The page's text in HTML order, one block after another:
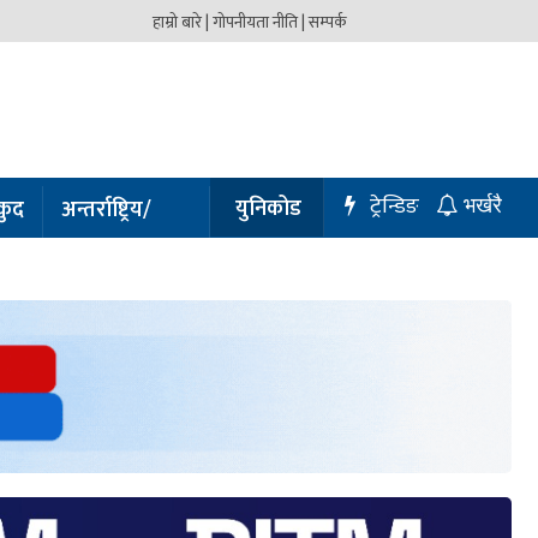
हाम्रो बारे |गोपनीयता नीति |सम्पर्क
अन्तर्राष्ट्रिय/
प्रबास
युनिकोड भर्खरै
ट्रेन्डिङ